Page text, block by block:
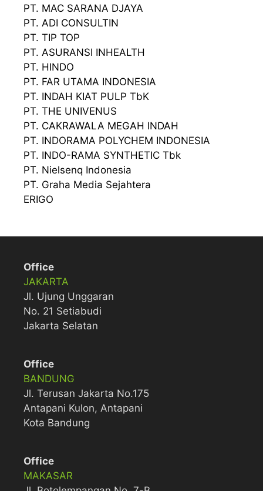
PT. MAC SARANA DJAYA
PT. ADI CONSULTIN
PT. TIP TOP
PT. ASURANSI INHEALTH
PT. HINDO
PT. FAR UTAMA INDONESIA
PT. INDAH KIAT PULP TbK
PT. THE UNIVENUS
PT. CAKRAWALA MEGAH INDAH
PT. INDORAMA POLYCHEM INDONESIA
PT. INDO-RAMA SYNTHETIC Tbk
PT. Nielsenq Indonesia
PT. Graha Media Sejahtera
ERIGO
Office
JAKARTA
Jl. Ujung Unggaran
No. 21 Setiabudi
Jakarta Selatan
Office
BANDUNG
Jl. Terusan Jakarta No.175
Antapani Kulon, Antapani
Kota Bandung
Office
MAKASAR